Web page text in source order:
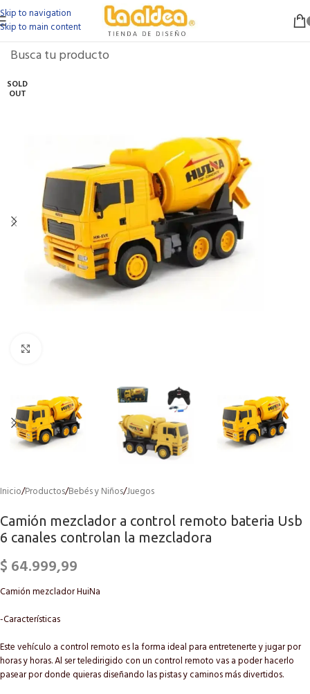
Skip to navigation
Skip to main content
SOLD
OUT
Inicio/Productos/Bebés y Niños/Juegos
Camión mezclador a control remoto bateria Usb
6 canales controlan la mezcladora
$ 64.999,99
Camión mezclador HuiNa
-Características
Este vehículo a control remoto es la forma ideal para entretenerte y jugar por
horas y horas. Al ser teledirigido con un control remoto vas a poder hacerlo
pasear por donde quieras diseñando las pistas y caminos más divertidos.